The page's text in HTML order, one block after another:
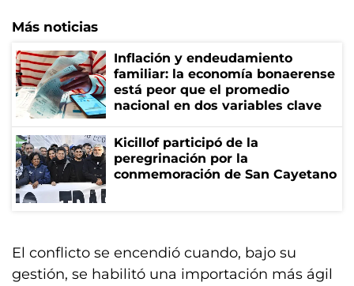
Más noticias
Inflación y endeudamiento
familiar: la economía bonaerense
está peor que el promedio
nacional en dos variables clave
Kicillof participó de la
peregrinación por la
conmemoración de San Cayetano
El conflicto se encendió cuando, bajo su
gestión, se habilitó una importación más ágil